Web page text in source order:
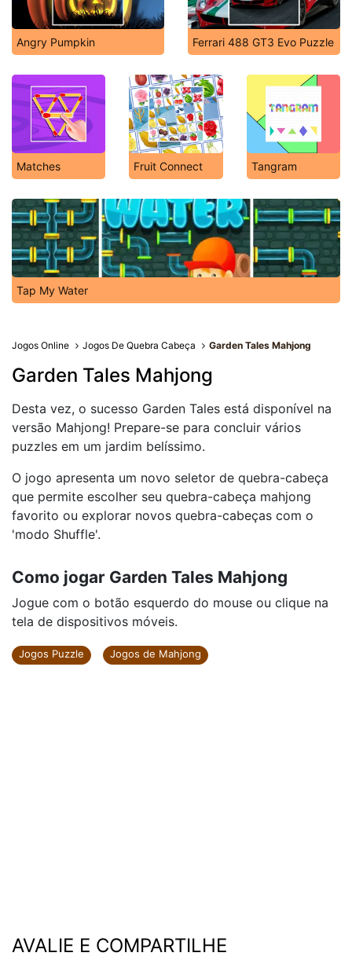
Angry Pumpkin Ferrari 488 GT3 Evo Puzzle
Matches Fruit Connect Tangram
Tap My Water
Jogos Online Jogos De Quebra Cabeça Garden Tales Mahjong
Garden Tales Mahjong
Desta vez, o sucesso Garden Tales está disponível na
versão Mahjong! Prepare-se para concluir vários
puzzles em um jardim belíssimo.
O jogo apresenta um novo seletor de quebra-cabeça
que permite escolher seu quebra-cabeça mahjong
favorito ou explorar novos quebra-cabeças com o
'modo Shuffle'.
Como jogar Garden Tales Mahjong
Jogue com o botão esquerdo do mouse ou clique na
tela de dispositivos móveis.
Jogos Puzzle Jogos de Mahjong
AVALIE E COMPARTILHE